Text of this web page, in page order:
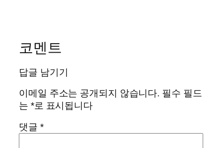
코멘트
답글 남기기
이메일 주소는 공개되지 않습니다. 필수 필드
는 *로 표시됩니다
댓글 *